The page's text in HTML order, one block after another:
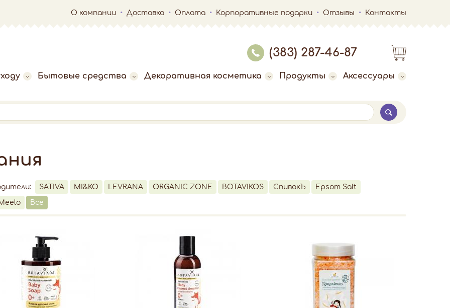
О компании Доставка Оплата Корпоративные подарки Отзывы Контакты
(383) 287-46-87
Бытовые средства Декоративная косметика Продукты Аксессуары
SATIVA MI&KO LEVRANA ORGANIC ZONE BOTAVIKOS СпивакЪ Epsom Salt
Все